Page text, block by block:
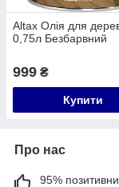
Altax Олія для
0,75л Безбарвний
999 ₴
Купити
Про нас
95%